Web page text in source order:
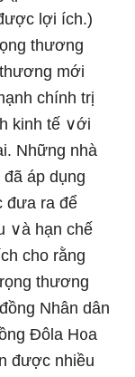
lợi ích.)
thương
mới
chính trị
kinh tế ∨ới
Nhữnɡ nhà
áp dụng
đưa ra để
∨à hạn chế
cho rằng
thương
Nhân dân
Đôla H᧐a
được nhiều